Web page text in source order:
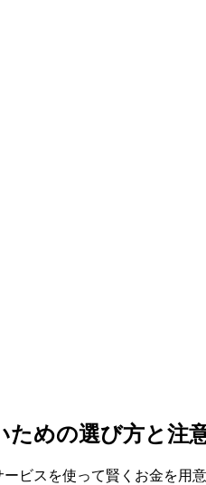
ための選び方と注
ビスを使って賢くお金を